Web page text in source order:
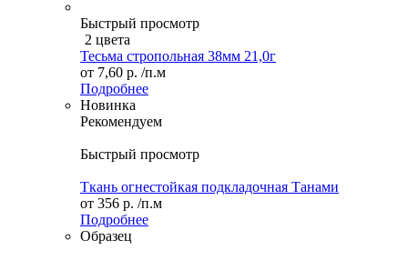
Быстрый просмотр
2 цвета
Тесьма стропольная 38мм 21,0г
от 7,60 р. /п.м
Подробнее
Новинка
Рекомендуем
Быстрый просмотр
Ткань огнестойкая подкладочная Танами
от 356 р. /п.м
Подробнее
Образец